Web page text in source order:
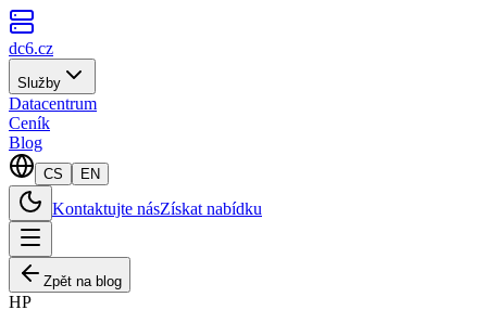
dc6.cz
Služby
Datacentrum
Ceník
Blog
CS EN
Kontaktujte násZískat nabídku
Zpět na blog
HP